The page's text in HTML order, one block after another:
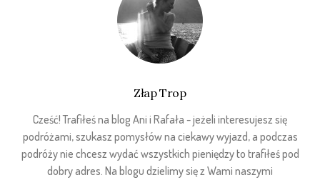
Złap Trop
Cześć! Trafiłeś na blog Ani i Rafała - jeżeli interesujesz się
podróżami, szukasz pomysłów na ciekawy wyjazd, a podczas
podróży nie chcesz wydać wszystkich pieniędzy to trafiłeś pod
dobry adres. Na blogu dzielimy się z Wami naszymi